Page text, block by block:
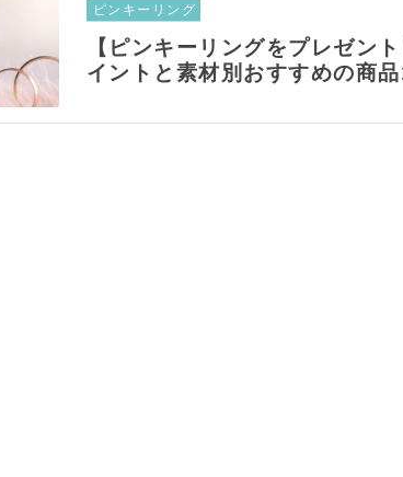
ピンキーリング
【ピンキーリングをプレゼン
イントと素材別おすすめの商